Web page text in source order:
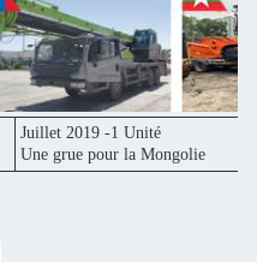
Juillet 2019 -1 Unité
Une grue pour la Mongolie